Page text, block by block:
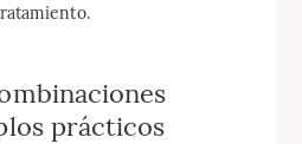
prácticos